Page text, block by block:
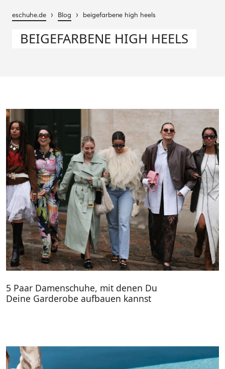
eschuhe.de › Blog › beigefarbene high heels
BEIGEFARBENE HIGH HEELS
5 Paar Damenschuhe, mit denen Du
Deine Garderobe aufbauen kannst